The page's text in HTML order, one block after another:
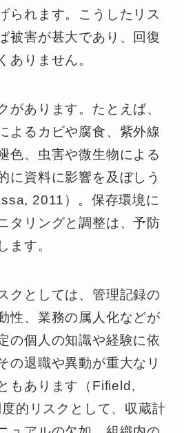
られます。こうしたリス
被害が甚大であり、回復
ありません。
があります。たとえば、
よるカビや腐食、紫外線
色、虫害や微生物による
に資料に影響を及ぼしう
2011）。保存環境に
タリングと調整は、予防
ます。
クとしては、管理記録の
性、業務の属人化などが
の個人の知識や経験に依
の退職や異動が重大なリ
もあります（Fifield,
的リスクとして、収蔵計